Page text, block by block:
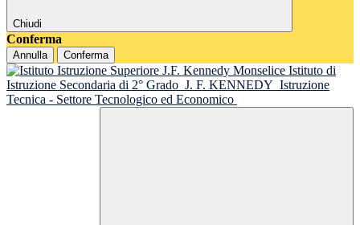
Chiudi
Conferma
Annulla Conferma
Istituto di
Istruzione Secondaria di 2° Grado J. F. KENNEDY Istruzione
Tecnica - Settore Tecnologico ed Economico